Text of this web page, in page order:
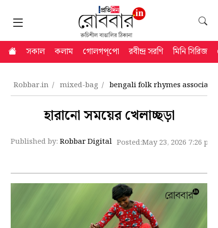
সকাল কলাম গোলগপ্‌পো রবীন্দ্র সরণি মিনি সিরিজ
Robbar.in mixed-bag bengali folk rhymes
হারানো সময়ের খেলাচ্ছড়া
Published by:Robbar Digital Posted:May 23, 2026 7:26 pm